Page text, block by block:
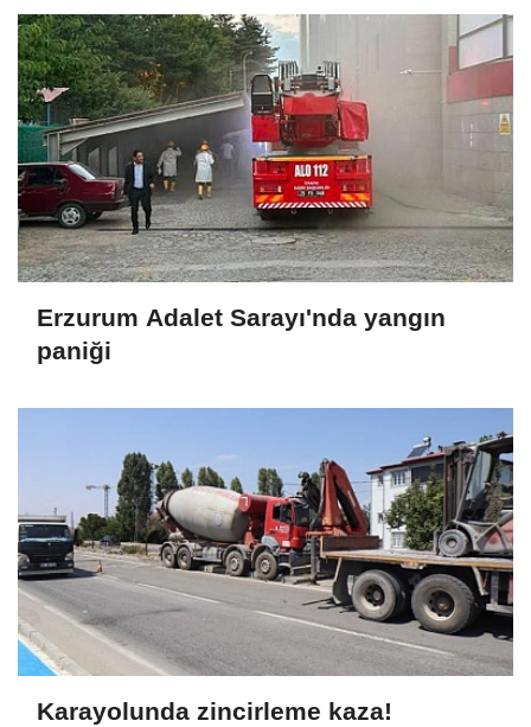
Erzurum Adalet Sarayı'nda yangın
paniği
Karayolunda zincirleme kaza!